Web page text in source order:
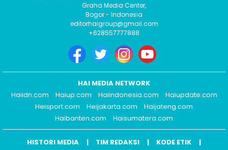
Graha Media Center,
Bogor - Indonesia
editorhaigroup@gmail.com
+628557777888
HAI MEDIA NETWORK
Haiidn.com
Haiup.com Haiindonesia.com
Haiupdate.com
Heisport.com
Heijakarta.com
Haijateng.com
Haibanten.com
Haisumatera.com
HISTORI MEDIA TIM REDAKSI
KODE ETIK